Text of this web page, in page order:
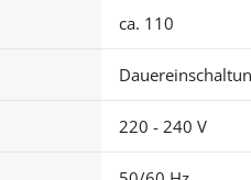
ca. 110
220 - 240 V